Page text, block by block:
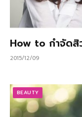
How to กำจัดสิ
2015/12/09
BEAUTY